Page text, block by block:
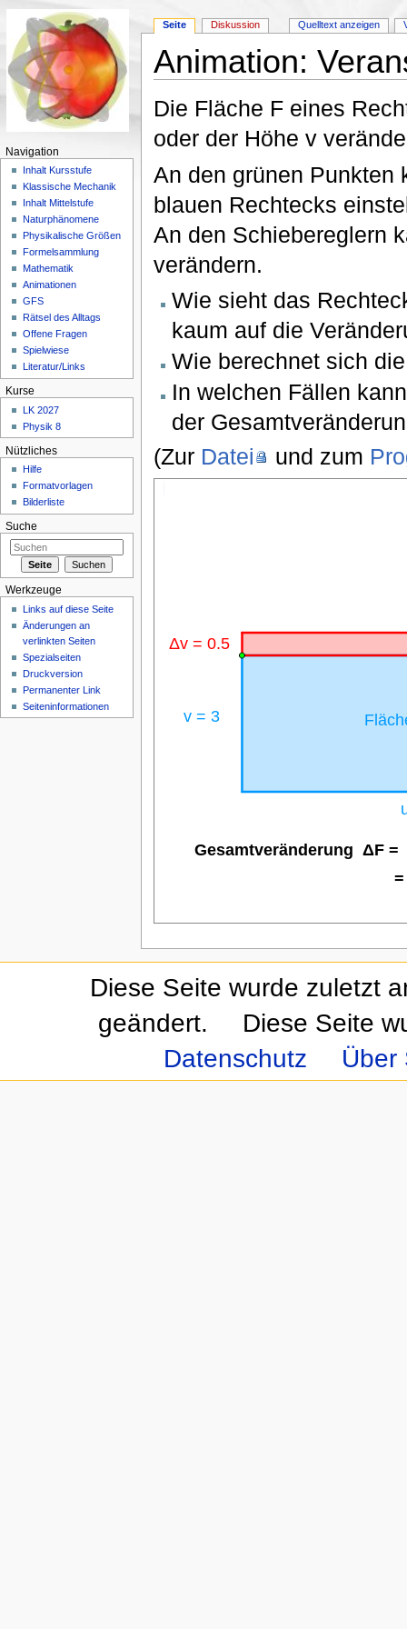
Animation:
Die Fläche F eines
oder der Höhe v
An den grünen
blauen Rechtecks
An den Schiebereglern
verändern.
Wie sieht das
kaum auf die
Wie berechnet sich
In welchen Fällen
der
(Zur Datei und zum
Seite Diskussion Quelltext anzeigen
Navigation
Inhalt Kursstufe
Klassische Mechanik
Inhalt Mittelstufe
Naturphänomene
Physikalische Größen
Formelsammlung
Mathematik
Animationen
GFS
Rätsel des Alltags
Offene Fragen
Spielwiese
Literatur/Links
Kurse
LK 2027
Physik 8
Nützliches
Hilfe
Formatvorlagen
Bilderliste
Suche
Werkzeuge
Links auf diese Seite
Änderungen an
verlinkten Seiten
Spezialseiten
Druckversion
Permanenter Link
Seiteninformationen
Diese Seite wurde zuletzt
geändert.
Diese Seite
Datenschutz
Über